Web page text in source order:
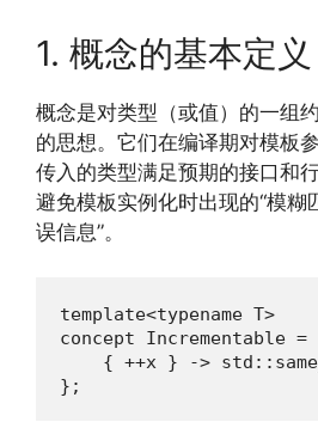
1. 概念的基本定义
概念是对类型（或值）的一组
的思想。它们在编译期对模板
传入的类型满足预期的接口和
避免模板实例化时出现的“模糊
误信息”。
template<typename T>
concept Incrementable
{ ++x } ->
};